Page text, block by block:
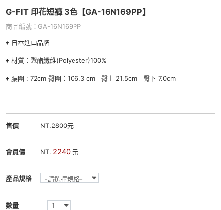
G-FIT 印花短褲 3色【GA-16N169PP】
商品編號：GA-16N169PP
♦ 日本進口品牌
♦ 材質：聚酯纖維(Polyester)100%
♦ 腰圍 : 72cm 臀圍：106.3 cm 臀上 21.5cm 臀下 7.0cm
售價 NT.2800元
會員價 NT. 2240元
產品規格
數量